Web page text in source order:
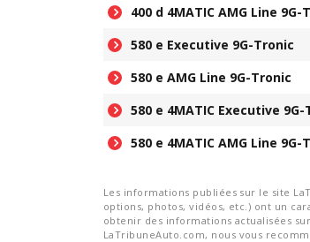
400 d 4MATIC AMG Line 9G-
580 e Executive 9G-Tronic
580 e AMG Line 9G-Tronic
580 e 4MATIC Executive
580 e 4MATIC AMG Line 9G-
Les informations publiées sur le site
options, photos, vidéos, etc.) ont un
obtenir des informations actualisées
LaTribuneAuto.com, nous vous